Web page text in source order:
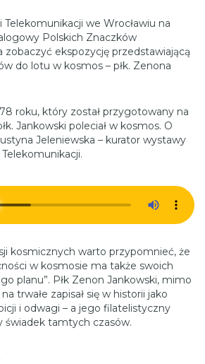
we Wrocławiu na
Polskich Znaczków
zobaczyć ekspozycję przedstawiającą
do lotu w kosmos – płk. Zenona
roku, który został przygotowany na
Jankowski poleciał w kosmos. O
Jeleniewska – kurator wystawy
kosmicznych warto przypomnieć, że
w kosmosie ma także swoich
planu”. Płk Zenon Jankowski, mimo
trwałe zapisał się w historii jako
i odwagi – a jego filatelistyczny
tamtych czasów.